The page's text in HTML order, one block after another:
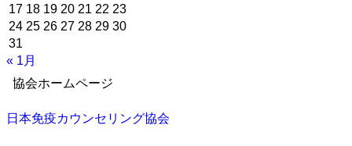
17 18 19 20 21 22 23
24 25 26 27 28 29 30
31
« 1月
協会ホームページ
日本免疫カウンセリング協会